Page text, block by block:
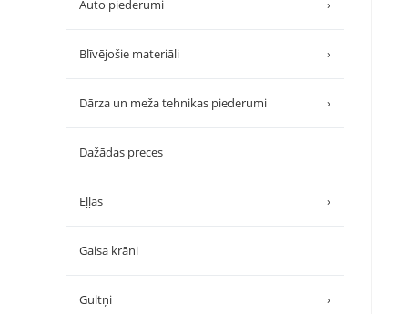
Auto piederumi ›
Blīvējošie materiāli ›
Dārza un meža tehnikas piederumi ›
Dažādas preces
Eļļas ›
Gaisa krāni
Gultņi ›